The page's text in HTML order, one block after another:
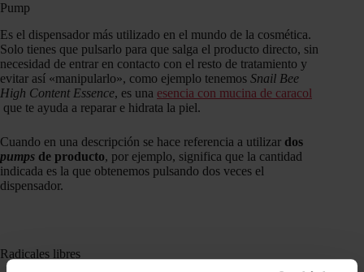
Pump
Es el dispensador más utilizado en el mundo de la cosmética.
Solo tienes que pulsarlo para que salga el producto directo, sin
necesidad de entrar en contacto con el resto de tratamiento y
evitar así «manipularlo», como ejemplo tenemos Snail Bee
High Content Essence, es una esencia con mucina de caracol
que te ayuda a reparar e hidrata la piel.
Cuando en una descripción se hace referencia a utilizar dos
pumps de producto, por ejemplo, significa que la cantidad
indicada es la que obtenemos pulsando dos veces el
dispensador.
Radicales libres